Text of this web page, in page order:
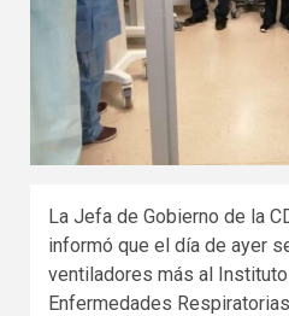
La Jefa de Gobierno de la
informó que el día de ayer
ventiladores más al
Enfermedades